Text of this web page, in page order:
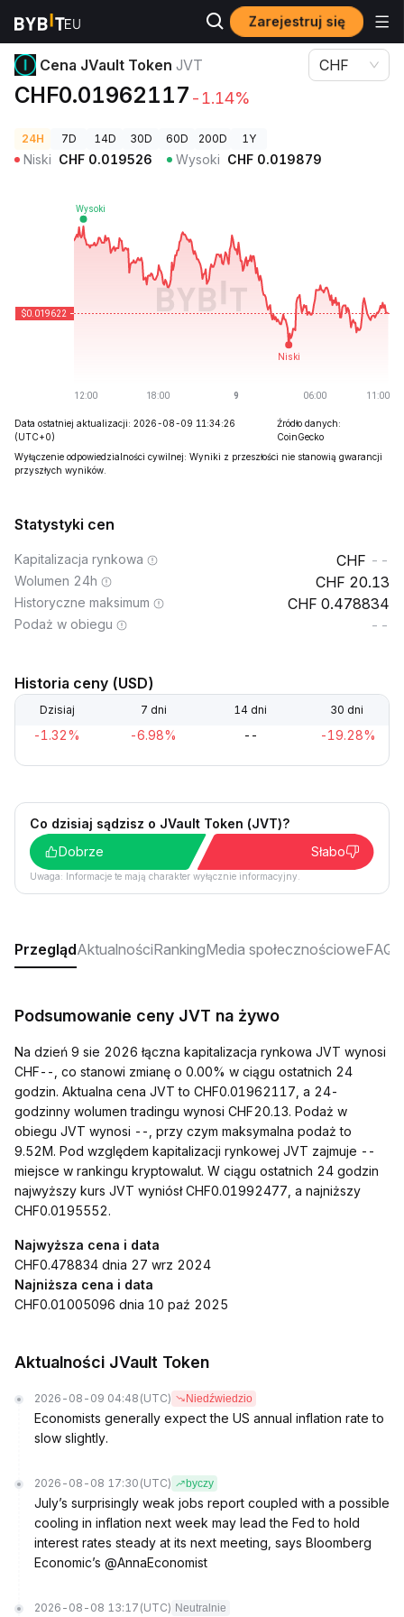
Zarejestruj się
Ceny kryptowalut Cena JVault Token JVT
Cena JVault Token JVT
CHF0.01962117 -1.14%
CHF
24H 7D 14D 30D 60D 200D 1Y
Niski CHF 0.019526 Wysoki CHF 0.019879
Data ostatniej aktualizacji: 2026-08-09 11:34:26
(UTC+0)
Źródło danych:
CoinGecko
Wyłączenie odpowiedzialności cywilnej: Wyniki z przeszłości nie stanowią gwarancji
przyszłych wyników.
Statystyki cen
Kapitalizacja rynkowa --
Wolumen 24h 20.13
Historyczne maksimum 0.478834
Podaż w obiegu --
Historia ceny (USD)
Dzisiaj 7 dni 14 dni 30 dni
-1.32% -6.98% -- -19.28%
Co dzisiaj sądzisz o JVault Token (JVT)?
Dobrze
Słabo
Uwaga: Informacje te mają charakter wyłącznie informacyjny.
PrzeglądAktualnościRankingMedia społecznościoweFAQ
Podsumowanie ceny JVT na żywo
Na dzień 9 sie 2026 łączna kapitalizacja rynkowa JVT wynosi
CHF--, co stanowi zmianę o 0.00% w ciągu ostatnich 24
godzin. Aktualna cena JVT to CHF0.01962117, a 24-
godzinny wolumen tradingu wynosi CHF20.13. Podaż w
obiegu JVT wynosi --, przy czym maksymalna podaż to
9.52M. Pod względem kapitalizacji rynkowej JVT zajmuje --
miejsce w rankingu kryptowalut. W ciągu ostatnich 24 godzin
najwyższy kurs JVT wyniósł CHF0.01992477, a najniższy
CHF0.0195552.
Najwyższa cena i data
CHF0.478834 dnia 27 wrz 2024
Najniższa cena i data
CHF0.01005096 dnia 10 paź 2025
Aktualności JVault Token
2026-08-09 04:48 (UTC) Niedźwiedzio
Economists generally expect the US annual inflation rate to
slow slightly.
2026-08-08 17:30 (UTC) byczy
July’s surprisingly weak jobs report coupled with a possible
cooling in inflation next week may lead the Fed to hold
interest rates steady at its next meeting, says Bloomberg
Economic’s @AnnaEconomist
2026-08-08 13:17 (UTC) Neutralnie